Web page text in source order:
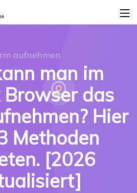
aufnehmen
man im
Browser das
Hier
Methoden
[2026